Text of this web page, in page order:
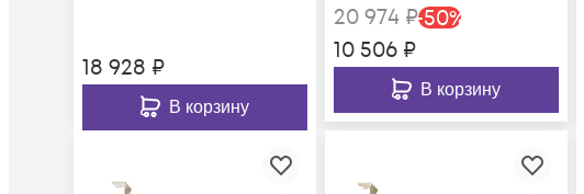
18 928 ₽
В корзину
20 974₽-50%
10 506₽
В корзину